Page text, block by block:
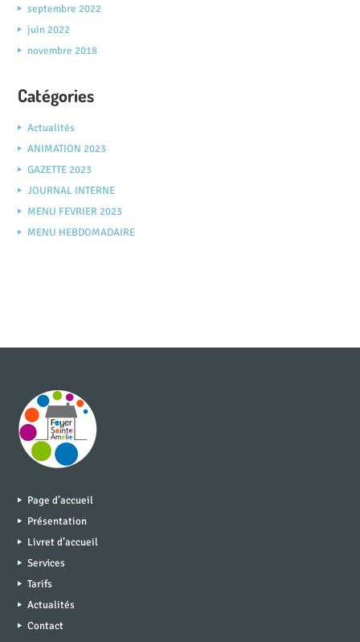
septembre 2022
juin 2022
novembre 2018
Catégories
Actualités
ANIMATION 2023
GAZETTE 2023
JOURNAL INTERNE
MENU FEVRIER 2023
MENU HEBDOMADAIRE
Page d’accueil
Présentation
Livret d’accueil
Services
Tarifs
Actualités
Contact